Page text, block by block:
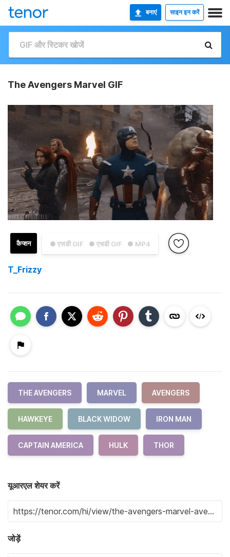
बनाएं साइन इन करें
The Avengers Marvel GIF
● एसडी GIF ● एचडी GIF ● MP4
कैप्शन
T_Frizzy
THE AVENGERS MARVEL AVENGERS
HAWKEYE BLACK WIDOW IRON MAN
CAPTAIN AMERICA HULK THOR
यूआरएल शेयर करें
जोड़ें